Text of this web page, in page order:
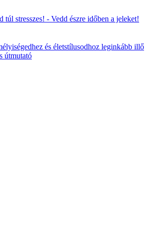
túl stresszes! - Vedd észre időben a jeleket!
és életstílusodhoz leginkább illő
útmutató